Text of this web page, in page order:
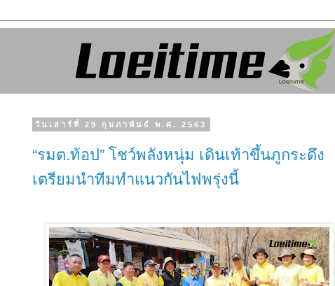
วันเสาร์ที่ 29 กุมภาพันธ์ พ.ศ. 2563
“รมต.ท้อป” โชว์พลังหนุ่ม เดินเท้าขึ้นภูกระดึง
เตรียมนำทีมทำแนวกันไฟพรุ่งนี้